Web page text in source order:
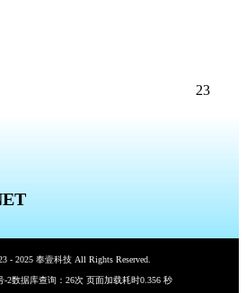
23
- 2025 奉壹科技 All Rights Reserved.
-2数据库查询：26次 页面加载耗时0.356 秒